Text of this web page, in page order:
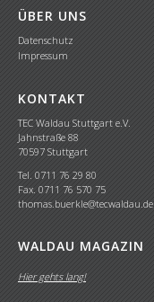
ÜBER UNS
Datenschutz
Impressum
KONTAKT
TEC Waldau Stuttgart e.V.
Jahnstraße 88
70597 Stuttgart
Tel. 0711 76 29 80
Fax. 0711 76 570 75
thomas.buerkle@tecwaldau.de
WALDAU MAGAZIN
Hier gehts lang!